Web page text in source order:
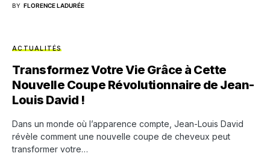
BY FLORENCE LADURÉE
ACTUALITÉS
Transformez Votre Vie Grâce à Cette
Nouvelle Coupe Révolutionnaire de Jean-
Louis David !
Dans un monde où l’apparence compte, Jean-Louis David
révèle comment une nouvelle coupe de cheveux peut
transformer votre…